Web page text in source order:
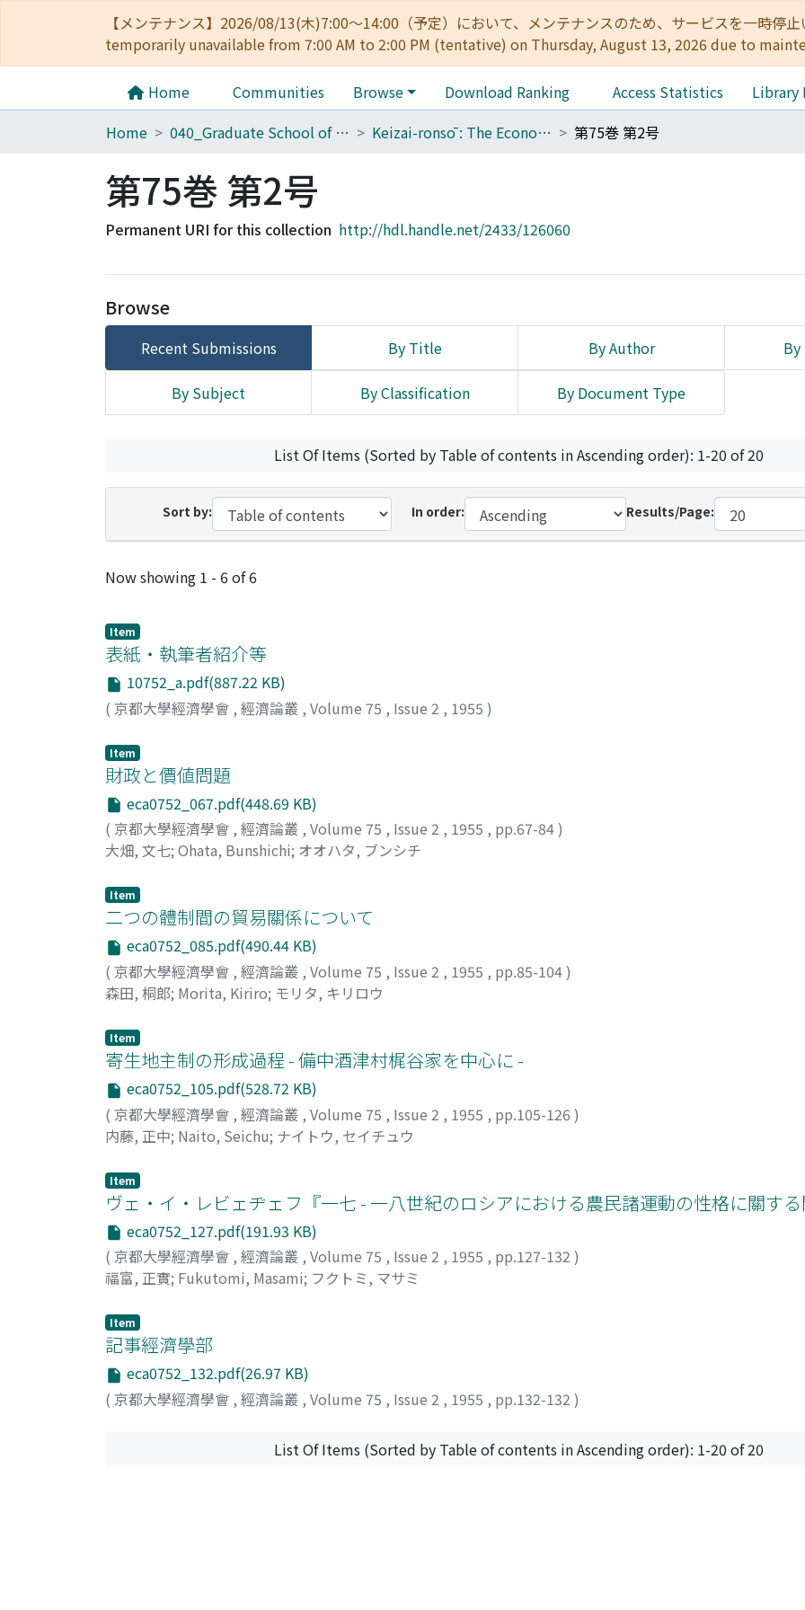
【メンテナンス】2026/08/13(木)7:00～14:00（予定）において、メンテナンスのため、サービスを一時
temporarily unavailable from 7:00 AM to 2:00 PM (tentative) on Thursday, August 13, 2026 due to
Home Communities Browse Download Ranking Access Statistics
Library
Home
040_Graduate School of Economics Keizai-ronsō : The Economic Review 第75巻 第2号
第75巻 第2号
Permanent URI for this collection http://hdl.handle.net/2433/126060
Browse
Recent Submissions By Title By Author By
By Subject By Classification By Document Type
List Of Items (Sorted by Table of contents in Ascending order): 1-20 of 20
Sort by: In order: Results/Page:
Recent Submissions
Now showing 1 - 6 of 6
Item
表紙・執筆者紹介等
10752_a.pdf(887.22 KB)
( 京都大學經濟學會 , 經濟論叢 , Volume 75 , Issue 2 , 1955 )
Item
財政と價値問題
eca0752_067.pdf(448.69 KB)
( 京都大學經濟學會 , 經濟論叢 , Volume 75 , Issue 2 , 1955 , pp.67-84)
大畑, 文七; Ohata, Bunshichi; オオハタ, ブンシチ
Item
二つの體制間の貿易關係について
eca0752_085.pdf(490.44 KB)
( 京都大學經濟學會 , 經濟論叢 , Volume 75 , Issue 2 , 1955 , pp.85-104)
森田, 桐郎; Morita, Kiriro; モリタ, キリロウ
Item
寄生地主制の形成過程 - 備中酒津村梶谷家を中心に -
eca0752_105.pdf(528.72 KB)
( 京都大學經濟學會 , 經濟論叢 , Volume 75 , Issue 2 , 1955 , pp.105-126 )
内藤, 正中; Naito, Seichu; ナイトウ, セイチュウ
Item
ヴェ・イ・レビェヂェフ『一七 - 一八世紀のロシアにおける農民諸運動の性格に關する
eca0752_127.pdf(191.93 KB)
( 京都大學經濟學會 , 經濟論叢 , Volume 75 , Issue 2 , 1955 , pp.127-132 )
福富, 正實; Fukutomi, Masami; フクトミ, マサミ
Item
記事經濟學部
eca0752_132.pdf(26.97 KB)
( 京都大學經濟學會 , 經濟論叢 , Volume 75 , Issue 2 , 1955 , pp.132-132 )
List Of Items (Sorted by Table of contents in Ascending order): 1-20 of 20